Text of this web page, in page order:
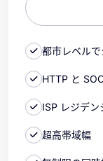
都市レベル
HTTP と
ISP レジデ
超高帯域幅